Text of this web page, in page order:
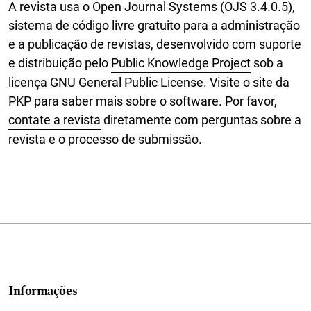
A revista usa o Open Journal Systems (OJS 3.4.0.5),
sistema de código livre gratuito para a administração
e a publicação de revistas, desenvolvido com suporte
e distribuição pelo Public Knowledge Project sob a
licença GNU General Public License. Visite o site da
PKP para saber mais sobre o software. Por favor,
contate a revista diretamente com perguntas sobre a
revista e o processo de submissão.
Informações